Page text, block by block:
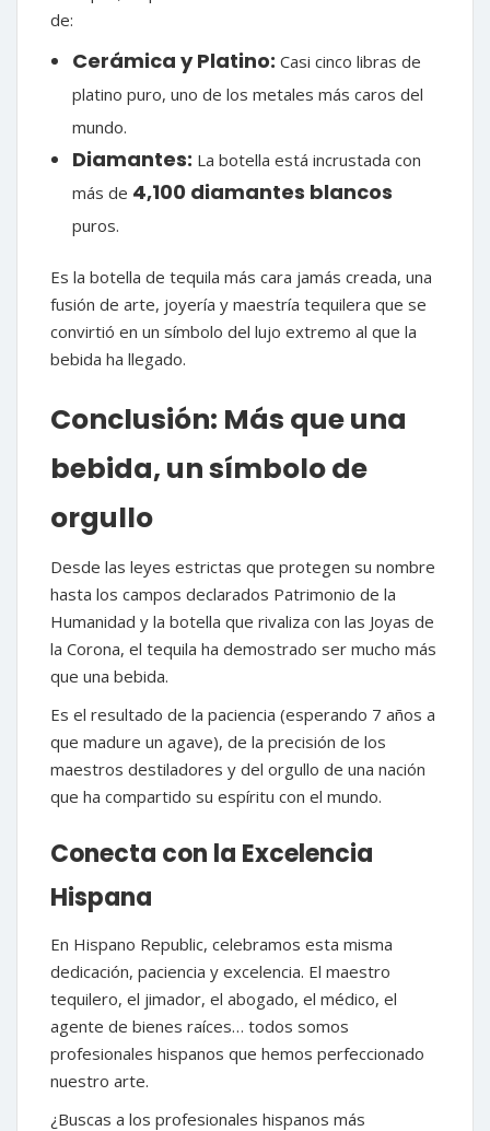
de:
Cerámica y Platino: Casi cinco libras de
platino puro, uno de los metales más caros del
mundo.
Diamantes: La botella está incrustada con
más de 4,100 diamantes blancos
puros.
Es la botella de tequila más cara jamás creada, una
fusión de arte, joyería y maestría tequilera que se
convirtió en un símbolo del lujo extremo al que la
bebida ha llegado.
Conclusión: Más que una
bebida, un símbolo de
orgullo
Desde las leyes estrictas que protegen su nombre
hasta los campos declarados Patrimonio de la
Humanidad y la botella que rivaliza con las Joyas de
la Corona, el tequila ha demostrado ser mucho más
que una bebida.
Es el resultado de la paciencia (esperando 7 años a
que madure un agave), de la precisión de los
maestros destiladores y del orgullo de una nación
que ha compartido su espíritu con el mundo.
Conecta con la Excelencia
Hispana
En Hispano Republic, celebramos esta misma
dedicación, paciencia y excelencia. El maestro
tequilero, el jimador, el abogado, el médico, el
agente de bienes raíces… todos somos
profesionales hispanos que hemos perfeccionado
nuestro arte.
¿Buscas a los profesionales hispanos más